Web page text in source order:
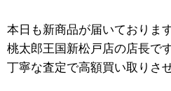
本日も新商品が届いております
桃太郎王国新松戸店の店長です
丁寧な査定で高額買い取りさ